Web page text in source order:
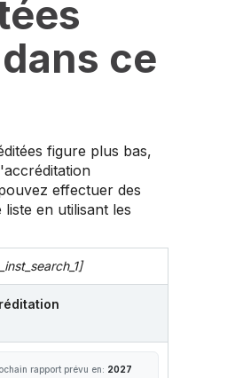
ce
figure plus bas,
effectuer des
en utilisant les
rapport prévu en: 2027